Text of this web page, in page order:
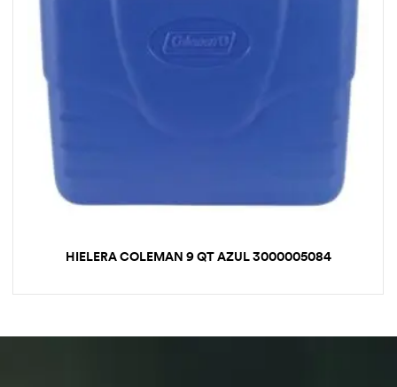
HIELERA COLEMAN 9 QT AZUL 3000005084